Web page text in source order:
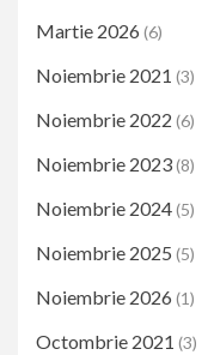
Martie 2026 (6)
Noiembrie 2021 (3)
Noiembrie 2022 (6)
Noiembrie 2023(8)
Noiembrie 2024(5)
Noiembrie 2025 (5)
Noiembrie 2026 (1)
Octombrie 2021 (3)